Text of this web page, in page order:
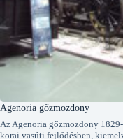
Agenoria gőzmozdony
Az Agenoria gőzmozdony
korai vasúti fejlődésben,